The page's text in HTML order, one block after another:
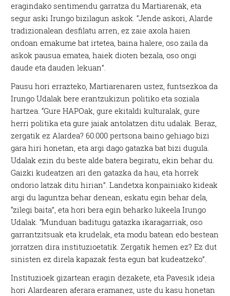
eragindako sentimendu garratza du Martiarenak, eta
segur aski Irungo bizilagun askok. “Jende askori, Alarde
tradizionalean desfilatu arren, ez zaie axola haien
ondoan emakume bat irtetea, baina halere, oso zaila da
askok pausua ematea, haiek dioten bezala, oso ongi
daude eta dauden lekuan”.
Pausu hori errazteko, Martiarenaren ustez, funtsezkoa da
Irungo Udalak bere erantzukizun politiko eta soziala
hartzea. “Gure HAPOak, gure ekitaldi kulturalak, gure
herri politika eta gure jaiak antolatzen ditu udalak. Beraz,
zergatik ez Alardea? 60.000 pertsona baino gehiago bizi
gara hiri honetan, eta argi dago gatazka bat bizi dugula.
Udalak ezin du beste alde batera begiratu, ekin behar du.
Gaizki kudeatzen ari den gatazka da hau, eta horrek
ondorio latzak ditu hirian”. Landetxa konpainiako kideak
argi du laguntza behar denean, eskatu egin behar dela,
“zilegi baita”, eta hori bera egin beharko lukeela Irungo
Udalak. “Munduan baditugu gatazka ikaragarriak, oso
garrantzitsuak eta krudelak, eta modu batean edo bestean
jorratzen dira instituzioetatik. Zergatik hemen ez? Ez dut
sinisten ez direla kapazak festa egun bat kudeatzeko”.
Instituzioek gizartean eragin dezakete, eta Pavesik ideia
hori Alardearen aferara eramanez, uste du kasu honetan